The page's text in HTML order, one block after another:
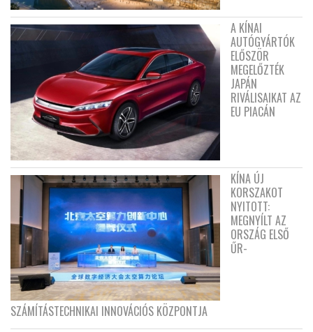
A KÍNAI
AUTÓGYÁRTÓK
ELŐSZÖR
MEGELŐZTÉK
JAPÁN
RIVÁLISAIKAT AZ
EU PIACÁN
KÍNA ÚJ
KORSZAKOT
NYITOTT:
MEGNYÍLT AZ
ORSZÁG ELSŐ
ŰR-
SZÁMÍTÁSTECHNIKAI INNOVÁCIÓS KÖZPONTJA